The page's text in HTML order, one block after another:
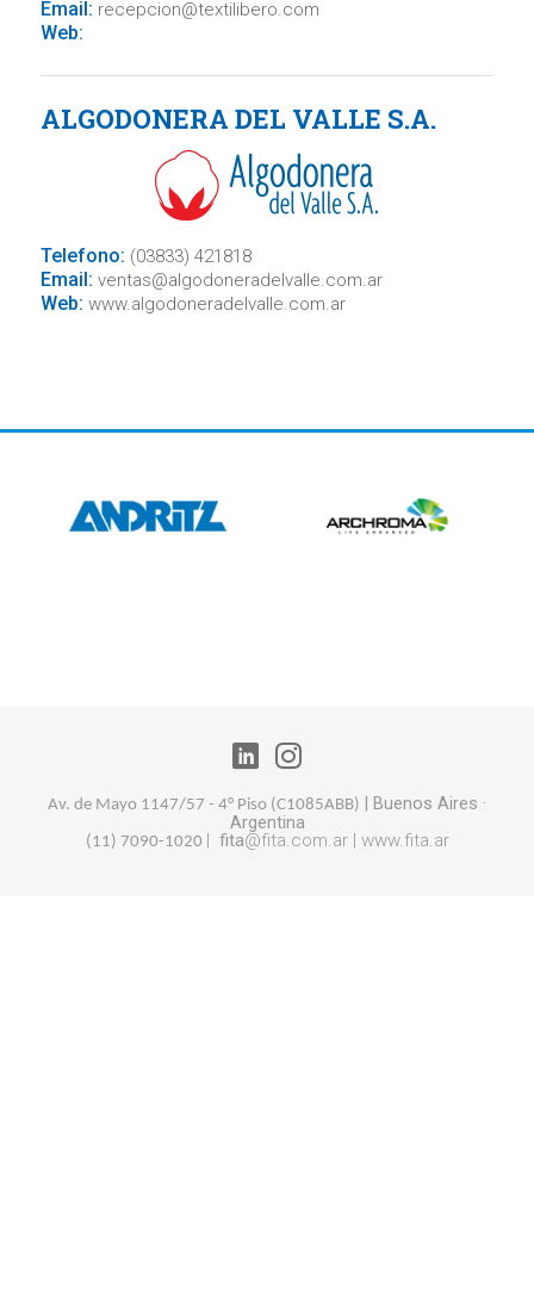
Email: recepcion@textilibero.com
Web:
ALGODONERA DEL VALLE S.A.
Telefono: (03833) 421818
Email: ventas@algodoneradelvalle.com.ar
Web: www.algodoneradelvalle.com.ar
Av. de Mayo 1147/57 - 4° Piso (C1085ABB) | Buenos Aires ·
Argentina
(11) 7090-1020 | fita@fita.com.ar | www.fita.ar